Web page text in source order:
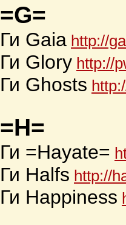
=G=
Ги Gaia http://
Ги Glory http://
Ги Ghosts
=H=
Ги =Hayate=
Ги Halfs http://
Ги Happiness